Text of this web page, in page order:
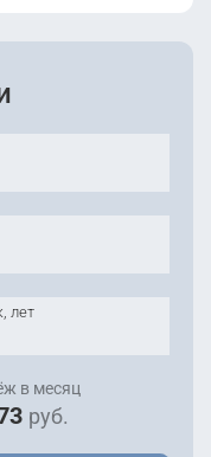
лет
в месяц
руб.